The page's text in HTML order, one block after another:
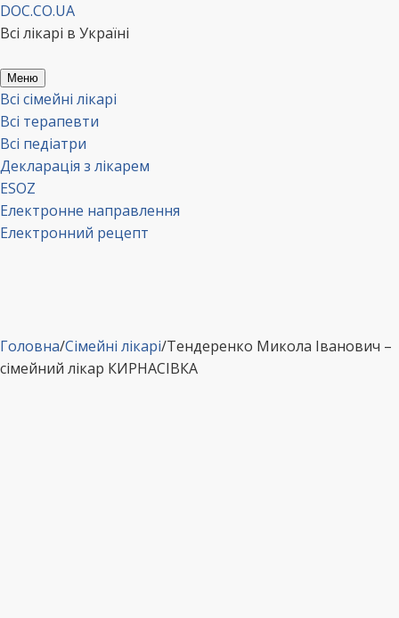
Перейти
до
DOC.CO.UA
Всі лікарі в Україні
Меню
Всі сімейні лікарі
Всі терапевти
Всі педіатри
Декларація з лікарем
ESOZ
Електронне направлення
Електронний рецепт
Головна/Сімейні лікарі/Тендеренко Микола Іванович –
сімейний лікар КИРНАСІВКА